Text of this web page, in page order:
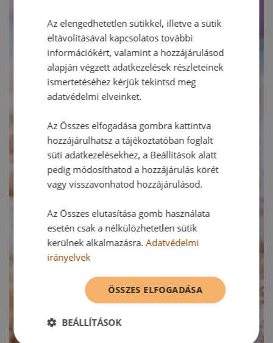
Az elengedhetetlen sütikkel, illetve a sütik
eltávolításával kapcsolatos további
információkért, valamint a hozzájárulásod
alapján végzett adatkezelések részleteinek
ismertetéséhez kérjük tekintsd meg
adatvédelmi elveinket.
Az Összes elfogadása gombra kattintva
hozzájárulhatsz a tájékoztatóban foglalt
süti adatkezelésekhez, a Beállítások alatt
pedig módosíthatod a hozzájárulás körét
vagy visszavonhatod hozzájárulásod.
Az Összes elutasítása gomb használata
esetén csak a nélkülözhetetlen sütik
kerülnek alkalmazásra.Adatvédelmi
irányelvek
ÖSSZES ELFOGADÁSA
BEÁLLÍTÁSOK